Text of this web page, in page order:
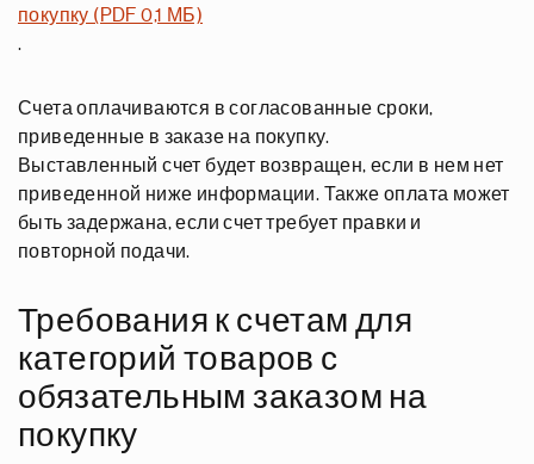
покупку (PDF 0,1 МБ)
.
Счета оплачиваются в согласованные сроки,
приведенные в заказе на покупку.
Выставленный счет будет возвращен, если в нем нет
приведенной ниже информации. Также оплата может
быть задержана, если счет требует правки и
повторной подачи.
Требования к счетам для
категорий товаров с
обязательным заказом на
покупку